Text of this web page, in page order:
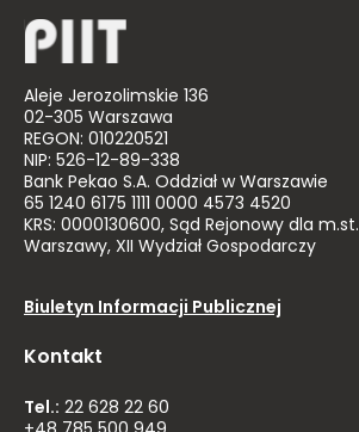
Aleje Jerozolimskie 136
02-305 Warszawa
REGON: 010220521
NIP: 526-12-89-338
Bank Pekao S.A. Oddział w Warszawie
65 1240 6175 1111 0000 4573 4520
KRS: 0000130600, Sąd Rejonowy dla m.st.
Warszawy, XII Wydział Gospodarczy
Biuletyn Informacji Publicznej
Kontakt
Tel.: 22 628 22 60